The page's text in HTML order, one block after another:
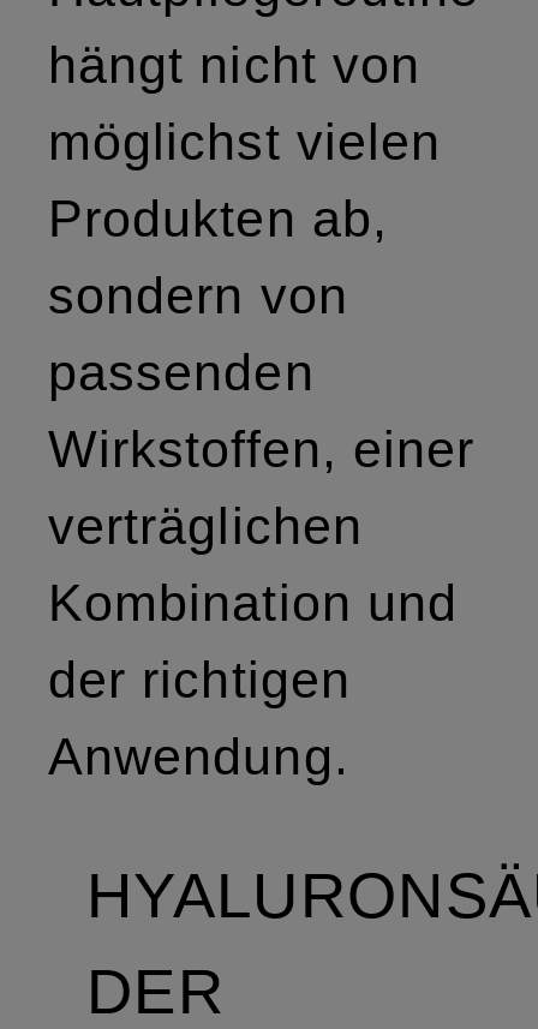
hängt nicht von
möglichst vielen
Produkten ab,
sondern von
passenden
Wirkstoffen, einer
verträglichen
Kombination und
der richtigen
Anwendung.
DER